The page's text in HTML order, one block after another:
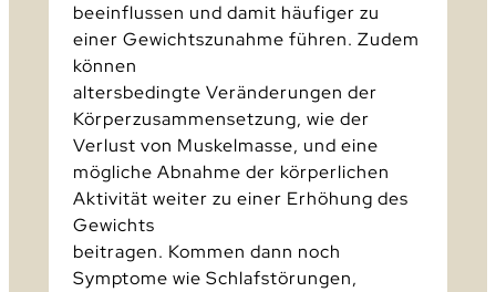
beeinflussen und damit häufiger zu
einer Gewichtszunahme führen. Zudem
können
altersbedingte Veränderungen der
Körperzusammensetzung, wie der
Verlust von Muskelmasse, und eine
mögliche Abnahme der körperlichen
Aktivität weiter zu einer Erhöhung des
Gewichts
beitragen. Kommen dann noch
Symptome wie Schlafstörungen,